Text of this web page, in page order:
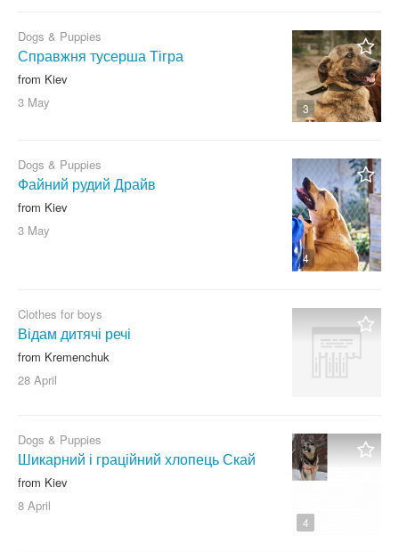
3
Dogs & Puppies
Справжня тусерша Тігра
from Kiev
3 May
4
Dogs & Puppies
Файний рудий Драйв
from Kiev
3 May
Clothes for boys
Відам дитячі речі
from Kremenchuk
28 April
4
Dogs & Puppies
Шикарний і граційний хлопець Скай
from Kiev
8 April